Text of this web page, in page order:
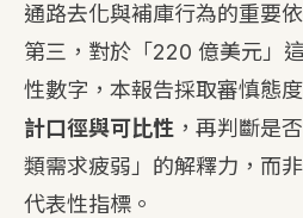
通路去化與補庫行為的重要依
第三，對於「220 億美元」
性數字，本報告採取審慎態
計口徑與可比性 ，再判斷是
類需求疲弱」的解釋力，而
代表性指標。